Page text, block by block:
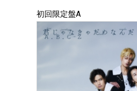
初回限定盤A